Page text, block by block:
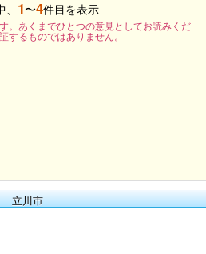
1〜4件目を表示
。あくまでひとつの意見としてお読みくだ
するものではありません。
立川市